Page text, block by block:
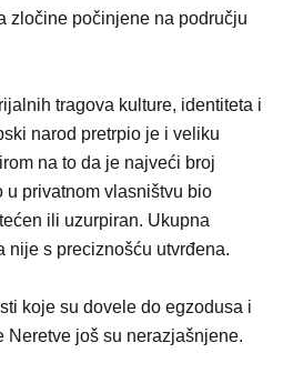
zločine počinjene na području
tragova kulture, identiteta i
narod pretrpio je i veliku
na to da je najveći broj
privatnom vlasništvu bio
ili uzurpiran. Ukupna
nije s preciznošću utvrđena.
koje su dovele do egzodusa i
Neretve još su nerazjašnjene.